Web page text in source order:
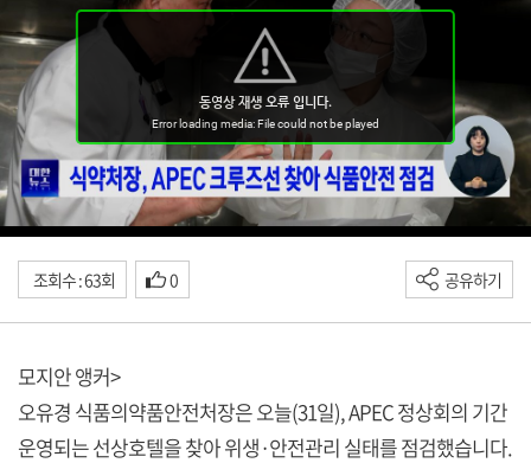
조회수 : 63회 0 공유하기
모지안 앵커>
오유경 식품의약품안전처장은 오늘(31일), APEC 정상회의 기간
운영되는 선상호텔을 찾아 위생·안전관리 실태를 점검했습니다.